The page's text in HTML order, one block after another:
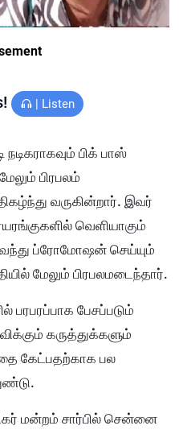
| Listen
நடிகராகவும் பிக் பாஸ்
பிரபலம்
வருகின்றார். இவர்
வெளியாகும்
ப்ரோமோஷன் செய்யும்
மேலும் பிரபலமடைந்தார்.
பேசப்படும்
கருத்துக்களும்
கேட்பதற்காக பல
மன்றம் சார்பில் சென்னை